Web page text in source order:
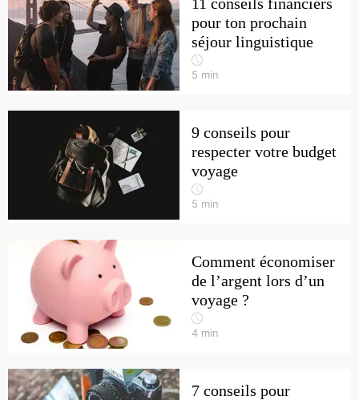
pour ton prochain
séjour linguistique
5 min
9 conseils pour
respecter votre budget
voyage
5 min
Comment économiser
de l’argent lors d’un
voyage ?
4 min
7 conseils pour